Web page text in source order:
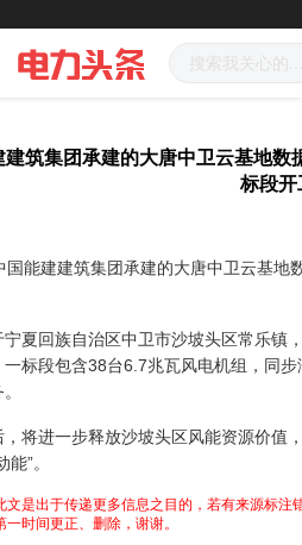
建筑集团承建的大唐中卫云基地
标段开
国能建建筑集团承建的大唐中卫云基地
宁夏回族自治区中卫市沙坡头区常乐镇
一标段包含38台6.7兆瓦风电机组，同
，将进一步释放沙坡头区风能资源价值
”。
文是出于传递更多信息之目的，若有来源标
一时间更正、删除，谢谢。